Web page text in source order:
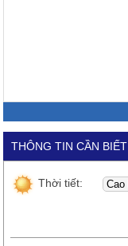
THÔNG TIN CẦN BIẾT
Thời tiết: